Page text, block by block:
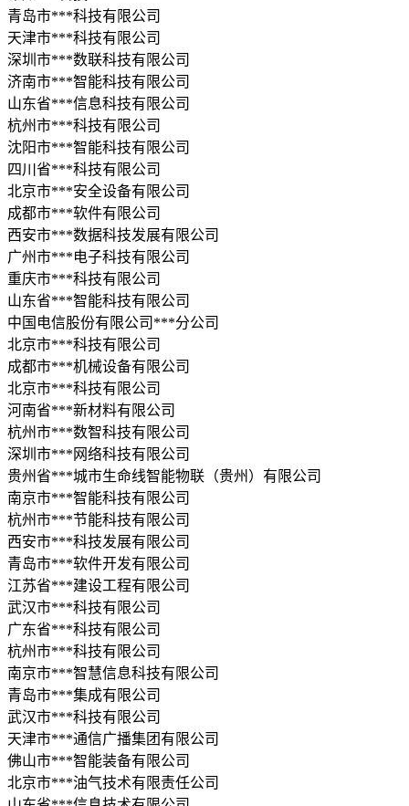
青岛市***科技有限公司
天津市***科技有限公司
深圳市***数联科技有限公司
济南市***智能科技有限公司
山东省***信息科技有限公司
杭州市***科技有限公司
沈阳市***智能科技有限公司
四川省***科技有限公司
北京市***安全设备有限公司
成都市***软件有限公司
西安市***数据科技发展有限公司
广州市***电子科技有限公司
重庆市***科技有限公司
山东省***智能科技有限公司
中国电信股份有限公司***分公司
北京市***科技有限公司
成都市***机械设备有限公司
北京市***科技有限公司
河南省***新材料有限公司
杭州市***数智科技有限公司
深圳市***网络科技有限公司
贵州省***城市生命线智能物联（贵州）有限公司
南京市***智能科技有限公司
杭州市***节能科技有限公司
西安市***科技发展有限公司
青岛市***软件开发有限公司
江苏省***建设工程有限公司
武汉市***科技有限公司
广东省***科技有限公司
杭州市***科技有限公司
南京市***智慧信息科技有限公司
青岛市***集成有限公司
武汉市***科技有限公司
天津市***通信广播集团有限公司
佛山市***智能装备有限公司
北京市***油气技术有限责任公司